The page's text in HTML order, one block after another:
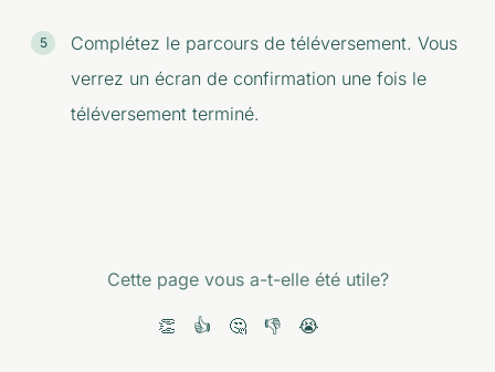
Complétez le parcours de téléversement. Vous
verrez un écran de confirmation une fois le
téléversement terminé.
Cette page vous a-t-elle été utile?
👏 👍 🤔 👎 😭